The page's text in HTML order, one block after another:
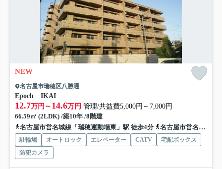
NEW
名古屋市瑞穂区八勝通
Epoch IKAI
12.7万円～ 14.6万円 管理/共益費5,000円～7,000円
66.59㎡ (2LDK) /築10年 /8階建
名古屋市営名城線「瑞穂運動場東」駅 徒歩4分
名古屋市営名城線「総合リハビリセンター」駅 徒歩12分
駐輪場 オートロック エレベーター CATV
宅配ボックス
防犯カメラ